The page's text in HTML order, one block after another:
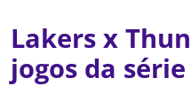
Lakers x
jogos da série